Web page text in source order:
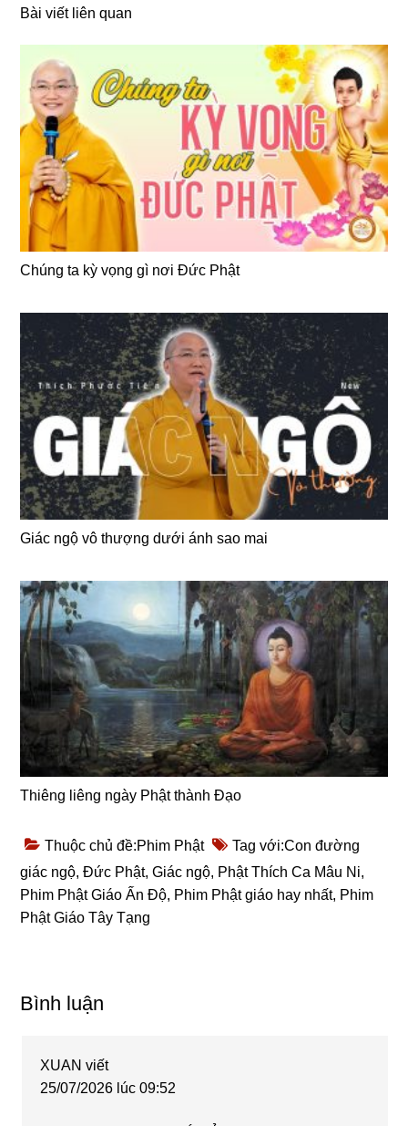
Bài viết liên quan
Chúng ta kỳ vọng gì nơi Đức Phật
Giác ngộ vô thượng dưới ánh sao mai
Thiêng liêng ngày Phật thành Đạo
Thuộc chủ đề:Phim Phật Tag với:Con đường
giác ngộ,Đức Phật,Giác ngộ, Phật Thích Ca Mâu Ni,
Phim Phật Giáo Ấn Độ, Phim Phật giáo hay nhất, Phim
Phật Giáo Tây Tạng
Reader
Bình luận
XUAN viết
25/07/2026 lúc 09:52